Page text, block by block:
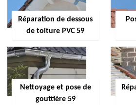
Réparation de dessous
de toiture PVC 59
Nettoyage et pose de
gouttière 59